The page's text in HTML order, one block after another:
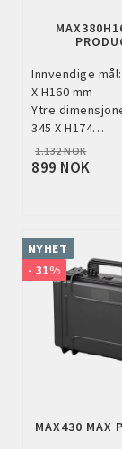
Innvendige mål:
X H160 mm
Ytre
345 X H174…
1.132 NOK
899 NOK
NYHET
- 31%
MAX430 MAX